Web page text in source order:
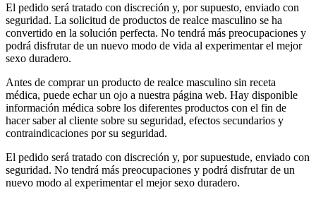
El pedido será tratado con discreción y, por supuesto, enviado con
seguridad. La solicitud de productos de realce masculino se ha
convertido en la solución perfecta. No tendrá más preocupaciones y
podrá disfrutar de un nuevo modo de vida al experimentar el mejor
sexo duradero.
Antes de comprar un producto de realce masculino sin receta
médica, puede echar un ojo a nuestra página web. Hay disponible
información médica sobre los diferentes productos con el fin de
hacer saber al cliente sobre su seguridad, efectos secundarios y
contraindicaciones por su seguridad.
El pedido será tratado con discreción y, por supuestude, enviado con
seguridad. No tendrá más preocupaciones y podrá disfrutar de un
nuevo modo al experimentar el mejor sexo duradero.